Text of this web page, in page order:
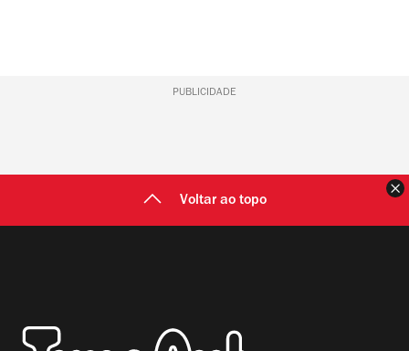
PUBLICIDADE
Voltar ao topo